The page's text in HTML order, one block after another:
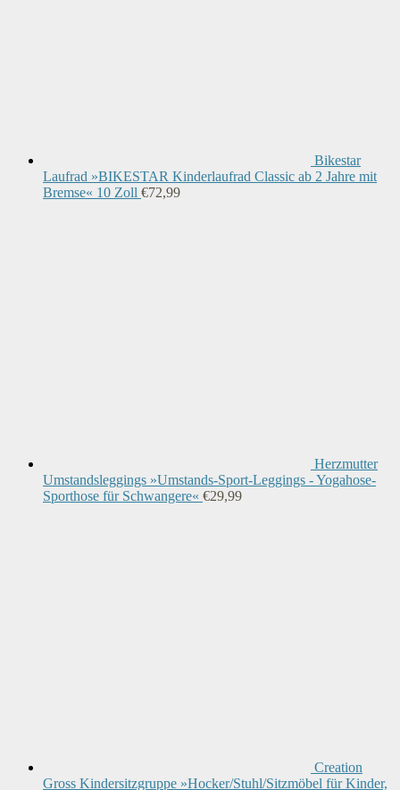
Bikestar
Laufrad »BIKESTAR Kinderlaufrad Classic ab 2 Jahre mit
Bremse« 10 Zoll €72,99
Herzmutter
Umstandsleggings »Umstands-Sport-Leggings - Yogahose-
Sporthose für Schwangere« €29,99
Creation
Gross Kindersitzgruppe »Hocker/Stuhl/Sitzmöbel für Kinder,